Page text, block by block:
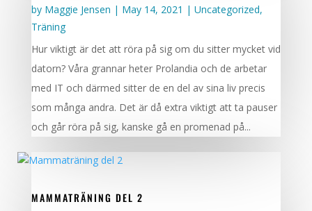
by Maggie Jensen | May 14, 2021 | Uncategorized,
Träning
Hur viktigt är det att röra på sig om du sitter mycket vid
datorn? Våra grannar heter Prolandia och de arbetar
med IT och därmed sitter de en del av sina liv precis
som många andra. Det är då extra viktigt att ta pauser
och går röra på sig, kanske gå en promenad på...
MAMMATRÄNING DEL 2